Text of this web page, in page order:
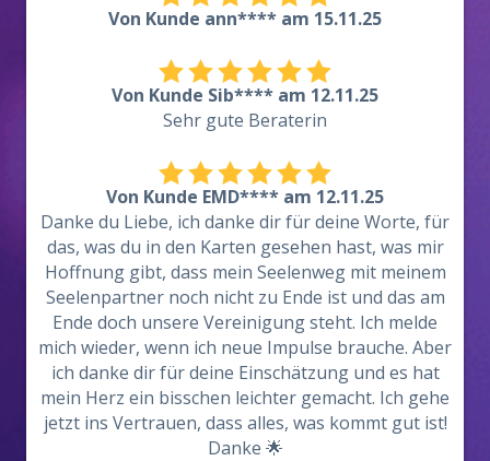
Von Kunde ann**** am 15.11.25
Von Kunde Sib**** am 12.11.25
Sehr gute Beraterin
Von Kunde EMD**** am 12.11.25
Danke du Liebe, ich danke dir für deine Worte, für
das, was du in den Karten gesehen hast, was mir
Hoffnung gibt, dass mein Seelenweg mit meinem
Seelenpartner noch nicht zu Ende ist und das am
Ende doch unsere Vereinigung steht. Ich melde
mich wieder, wenn ich neue Impulse brauche. Aber
ich danke dir für deine Einschätzung und es hat
mein Herz ein bisschen leichter gemacht. Ich gehe
jetzt ins Vertrauen, dass alles, was kommt gut ist!
Danke 🌟